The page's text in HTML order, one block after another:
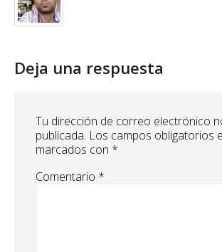
Deja una respuesta
Tu dirección de correo electrónico
publicada. Los campos obligatorios
marcados con *
Comentario *